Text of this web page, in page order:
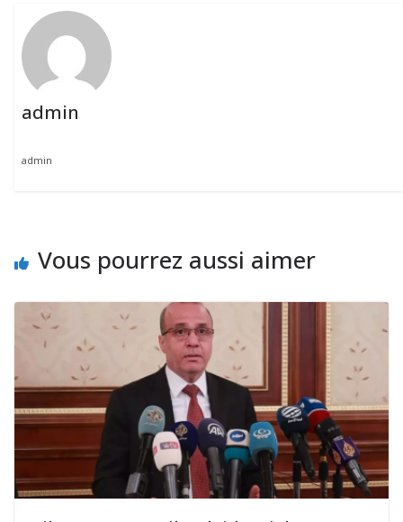
admin
admin
Vous pourrez aussi aimer